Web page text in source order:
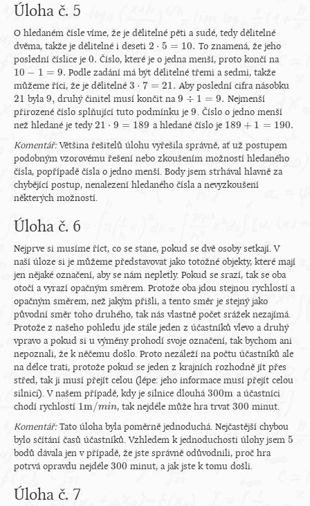
Úloha č. 5
O hledaném čísle víme, že je dělitelné pěti a sudé, tedy dělitelné
dvěma, takže je dělitelné i deseti 2 ⋅ 5 = 10.
2 5 =10.
To znamená, že jeho
poslední číslice je 0.
0. Číslo, které je o jedna menší, proto končí na
10 − 1 = 9.
10−1= 9.
Podle zadání má být dělitelné třemi a sedmi, takže
můžeme říci, že je dělitelné 3 ⋅ 7 = 21.
3 7 =21. Aby poslední cifra násobku
21
21 byla9,
9, druhý činitel musí končit na9 ÷ 1 = 9.
9 ÷1=9.
Nejmenší
přirozené číslo splňující tuto podmínku je 9
9. Číslo o jedno menší
než hledané je tedy21 ⋅ 9 = 189
21⋅ 9 =189 a hledané číslo je 189 + 1 = 190.
189+ 1= 190.
Komentář:Většina řešitelů úlohu vyřešila správně, ať už postupem
podobným vzorovému řešení nebo zkoušením možností hledaného
čísla, popřípadě čísla o jedno menší. Body jsem strhával hlavně za
chybějící postup, nenalezení hledaného čísla a nevyzkoušení
některých možností.
Úloha č. 6
Nejprve si musíme říct, co se stane, pokud se dvě osoby setkají. V
naší úloze si je můžeme představovat jako totožné objekty, které mají
jen nějaké označení, aby se nám nepletly. Pokud se srazí, tak se oba
otočí a vyrazí opačným směrem. Protože oba jdou stejnou rychlostí a
opačným směrem, než jakým přišli, a tento směr je stejný jako
původní směr toho druhého, tak nás vlastně počet srážek nezajímá.
Protože z našeho pohledu jde stále jeden z účastníků vlevo a druhý
vpravo a pokud si u výměny prohodí svoje označení, tak bychom ani
nepoznali, že k něčemu došlo. Proto nezáleží na počtu účastníků ale
na délce trati, protože pokud se jeden z krajních rozhodně jít přes
střed, tak ji musí přejít celou (lépe: jeho informace musí přejít celou
silnici). V našem případě, kdy je silnice dlouhá 300m
300m a účastníci
chodí rychlostí 1m/min
1m/min , tak nejdéle může hra trvat300
300 minut.
Komentář:Tato úloha byla poměrně jednoduchá. Nejčastější chybou
bylo sčítání časů účastníků. Vzhledem k jednoduchosti úlohy jsem 5
5
bodů dávala jen v případě, že jste správně odůvodnili, proč hra
potrvá opravdu nejdéle 300
300 minut, a jak jste k tomu došli.
Úloha č. 7